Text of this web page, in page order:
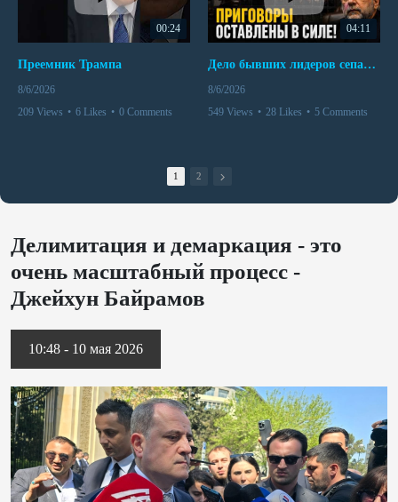
00:24
Преемник Трампа
8/6/2026
209 Views • 6 Likes • 0 Comments
04:11
Дело бывших лидеров сепаратистского режима в Карабахе
8/6/2026
549 Views • 28 Likes • 5 Comments
1 2
Делимитация и демаркация - это
очень масштабный процесс -
Джейхун Байрамов
10:48 - 10 мая 2026